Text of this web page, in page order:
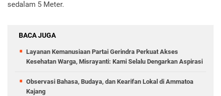
sedalam 5 Meter.
BACA JUGA
Layanan Kemanusiaan Partai Gerindra Perkuat Akses
Kesehatan Warga, Misrayanti: Kami Selalu Dengarkan Aspirasi
Observasi Bahasa, Budaya, dan Kearifan Lokal di Ammatoa
Kajang